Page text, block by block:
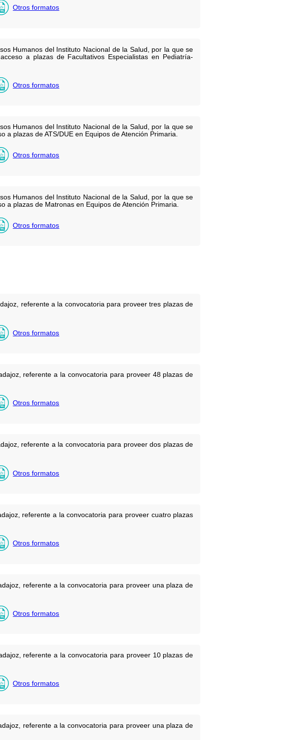
Otros formatos
Humanos del Instituto Nacional de la Salud, por la que se
a plazas de Facultativos Especialistas en Pediatría-
Otros formatos
Humanos del Instituto Nacional de la Salud, por la que se
a plazas de ATS/DUE en Equipos de Atención Primaria.
Otros formatos
Humanos del Instituto Nacional de la Salud, por la que se
a plazas de Matronas en Equipos de Atención Primaria.
Otros formatos
referente a la convocatoria para proveer tres plazas de
Otros formatos
referente a la convocatoria para proveer 48 plazas de
Otros formatos
referente a la convocatoria para proveer dos plazas de
Otros formatos
referente a la convocatoria para proveer cuatro plazas
Otros formatos
referente a la convocatoria para proveer una plaza de
Otros formatos
referente a la convocatoria para proveer 10 plazas de
Otros formatos
referente a la convocatoria para proveer una plaza de